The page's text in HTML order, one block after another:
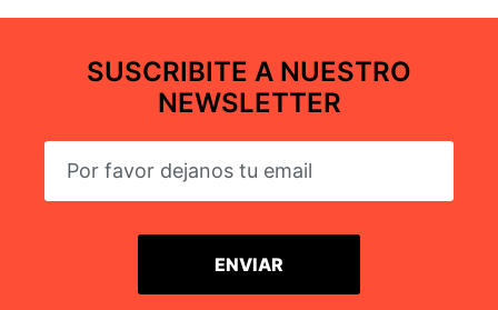
SUSCRIBITE A NUESTRO
NEWSLETTER